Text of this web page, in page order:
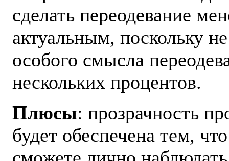
сделать переодевание
актуальным, поскольку
особого смысла
нескольких процентов.
Плюсы: прозрачность
будет обеспечена тем,